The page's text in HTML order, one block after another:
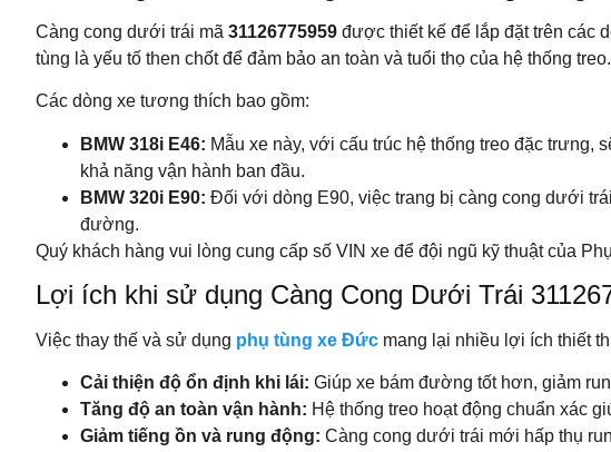
Càng cong dưới trái mã 31126775959 được thiết kế để lắp đặt trên các
tùng là yếu tố then chốt để đảm bảo an toàn và tuổi thọ của hệ thống treo.
Các dòng xe tương thích bao gồm:
BMW 318i E46: Mẫu xe này, với cấu trúc hệ thống treo đặc
khả năng vận hành ban đầu.
BMW 320i E90: Đối với dòng E90, việc trang bị càng cong dưới
đường.
Quý khách hàng vui lòng cung cấp số VIN xe để đội ngũ kỹ thuật của
Lợi ích khi sử dụng Càng Cong Dưới Trái
Việc thay thế và sử dụng phụ tùng xe Đức mang lại nhiều lợi ích thiết
Cải thiện độ ổn định khi lái: Giúp xe bám đường tốt hơn, giảm
Tăng độ an toàn vận hành: Hệ thống treo hoạt động chuẩn xác
Giảm tiếng ồn và rung động: Càng cong dưới trái mới hấp thụ